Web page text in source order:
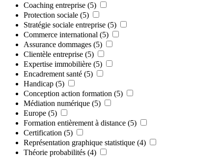
Coaching entreprise (5)
Protection sociale (5)
Stratégie sociale entreprise (5)
Commerce international (5)
Assurance dommages (5)
Clientèle entreprise (5)
Expertise immobilière (5)
Encadrement santé (5)
Handicap (5)
Conception action formation (5)
Médiation numérique (5)
Europe (5)
Formation entièrement à distance (5)
Certification (5)
Représentation graphique statistique (4)
Théorie probabilités (4)